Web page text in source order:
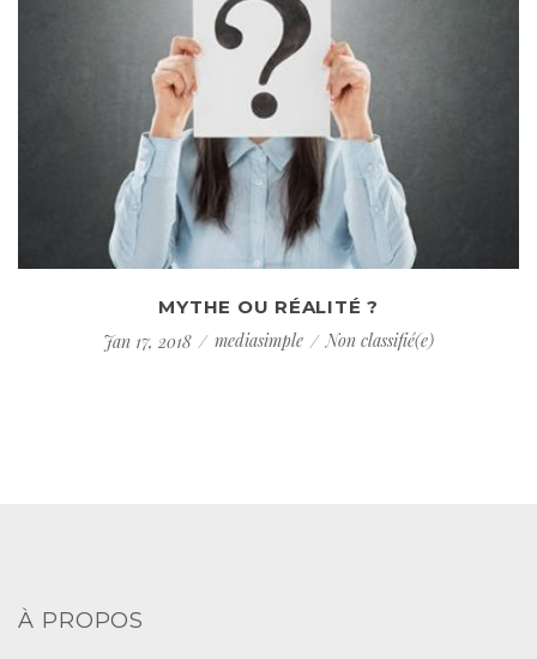
MYTHE OU RÉALITÉ ?
Jan 17, 2018
mediasimple Non classifié(e)
À PROPOS